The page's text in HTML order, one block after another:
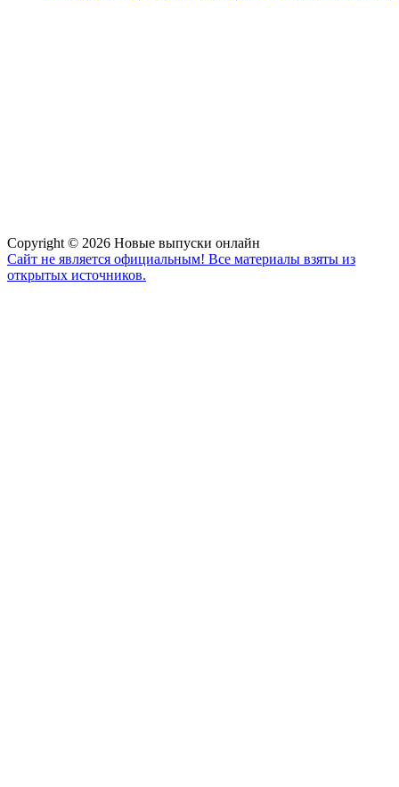
Copyright © 2026 Новые выпуски онлайн
Сайт не является официальным! Все материалы взяты из
открытых источников.